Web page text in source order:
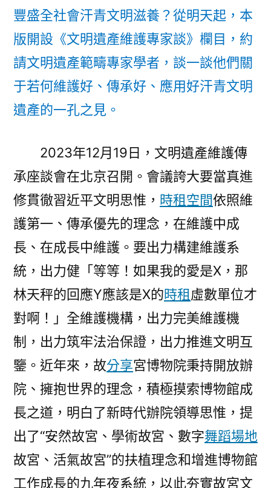
豐盛全社會汗青文明滋養？從明天起，本
版開設《文明遺產維護專家談》欄目，約
請文明遺產範疇專家學者，談一談他們關
于若何維護好、傳承好、應用好汗青文明
遺產的一孔之見。
2023年12月19日，文明遺產維護傳
承座談會在北京召開。會議誇大要當真進
修貫徹習近平文明思惟， 時租空間依照維
護第一、傳承優先的理念，在維護中成
長、在成長中維護。要出力構建維護系
統，出力健「等等！如果我的愛是X，那
林天秤的回應Y應該是X的時租虛數單位才
對啊！」全維護機構，出力完美維護機
制，出力筑牢法治保證，出力推進文明互
鑒。近年來，故分享宮博物院秉持開放辦
院、擁抱世界的理念，積極摸索博物館成
長之道，明白了新時代辦院領導思惟，提
出了“安然故宮、學術故宮、數字舞蹈場地
故宮、活氣故宮”的扶植理念和增進博物館
工作成長的九年夜系統，以此夯實故宮文